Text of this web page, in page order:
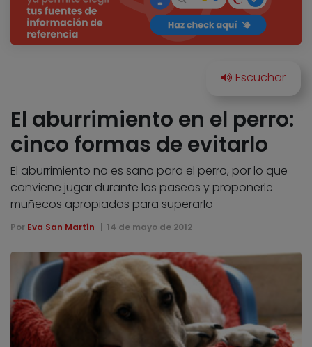
El aburrimiento en el perro:
cinco formas de evitarlo
El aburrimiento no es sano para el perro, por lo que
conviene jugar durante los paseos y proponerle
muñecos apropiados para superarlo
Por Eva San Martín 14 de mayo de 2012